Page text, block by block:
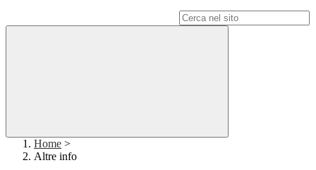
Home >
Altre info